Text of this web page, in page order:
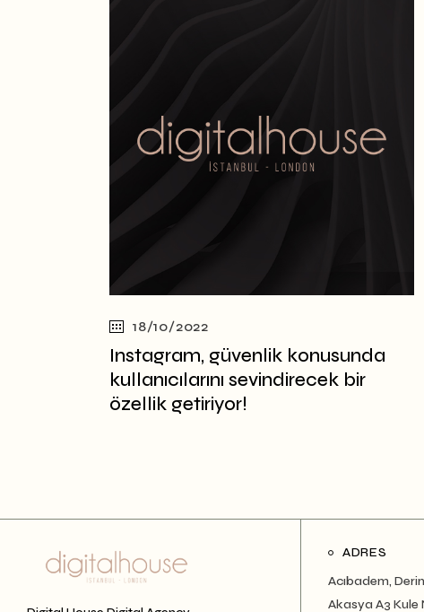
18/10/2022
Instagram, güvenlik konusunda
kullanıcılarını sevindirecek bir
özellik getiriyor!
ADRES
Acıbadem,
Akasya A3 Kule